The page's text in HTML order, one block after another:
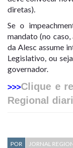
diretas).
Se o
mandato (no
da Alesc assume
Legislativo, ou
governador.
>>>Clique e
Regional
POR JORNAL